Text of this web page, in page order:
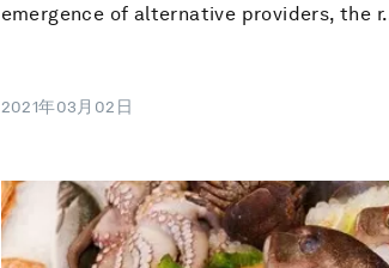
emergence of alternative providers, the
2021年03月02日